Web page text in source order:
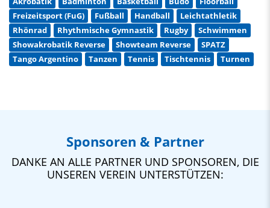
Freizeitsport (FuG)
Fußball Handball
Leichtathletik
Rhönrad
Rhythmische Gymnastik Rugby
Schwimmen
Showakrobatik Reverse
Showteam Reverse
SPATZ
Tango Argentino
Tanzen Tennis Tischtennis Turnen
Sponsoren & Partner
DANKE AN ALLE PARTNER UND SPONSOREN, DIE
UNSEREN VEREIN UNTERSTÜTZEN: